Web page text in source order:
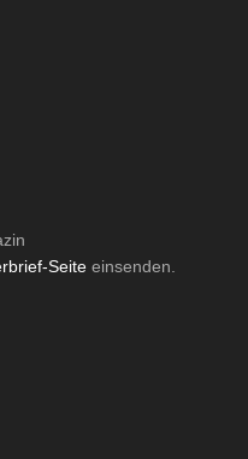
Seite einsenden.